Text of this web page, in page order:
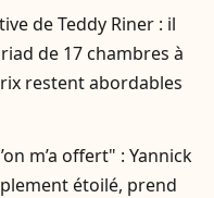
de Teddy Riner : il
de 17 chambres à
restent abordables
m’a offert" : Yannick
étoilé, prend